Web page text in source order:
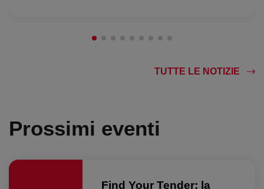
TUTTE LE NOTIZIE
Prossimi eventi
Find Your Tender: la